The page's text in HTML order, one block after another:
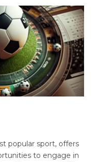
popular sport, offers
to engage in